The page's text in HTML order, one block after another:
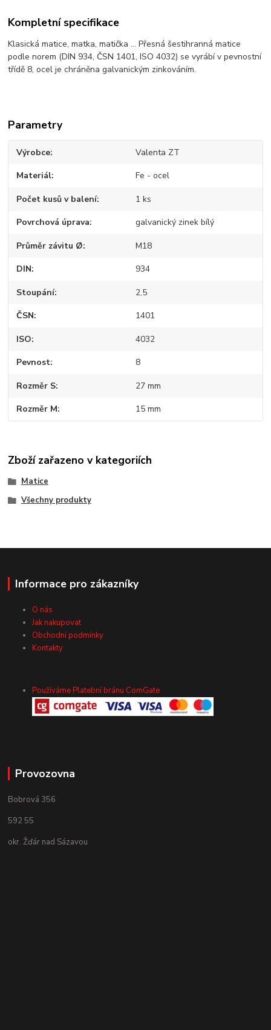
Kompletní specifikace
Klasická matice, matka, matička ... Přesná šestihranná matice
podle norem (DIN 934, ČSN 1401, ISO 4032) se vyrábí v pevnostní
třídě 8, ocel je chráněna galvanickým zinkováním.
Parametry
Výrobce Valenta ZT
Materiál Fe - ocel
Počet kusů v balení 1 ks
Povrchová úprava galvanický zinek bílý
Průměr závitu Ø M18
DIN 934
Stoupání 2,5
ČSN 1401
ISO 4032
Pevnost 8
Rozměr S 27 mm
Rozměr M 15 mm
Zboží zařazeno v kategoriích
Matice
Všechny produkty
Informace pro zákazníky
O nás
Jak nakupovat
Obchodní podmínky
Kontakty
Používáme Platební bránu ComGate
Provozovna
Bobrová 356
592 55
okr. Žďár nad Sázavou